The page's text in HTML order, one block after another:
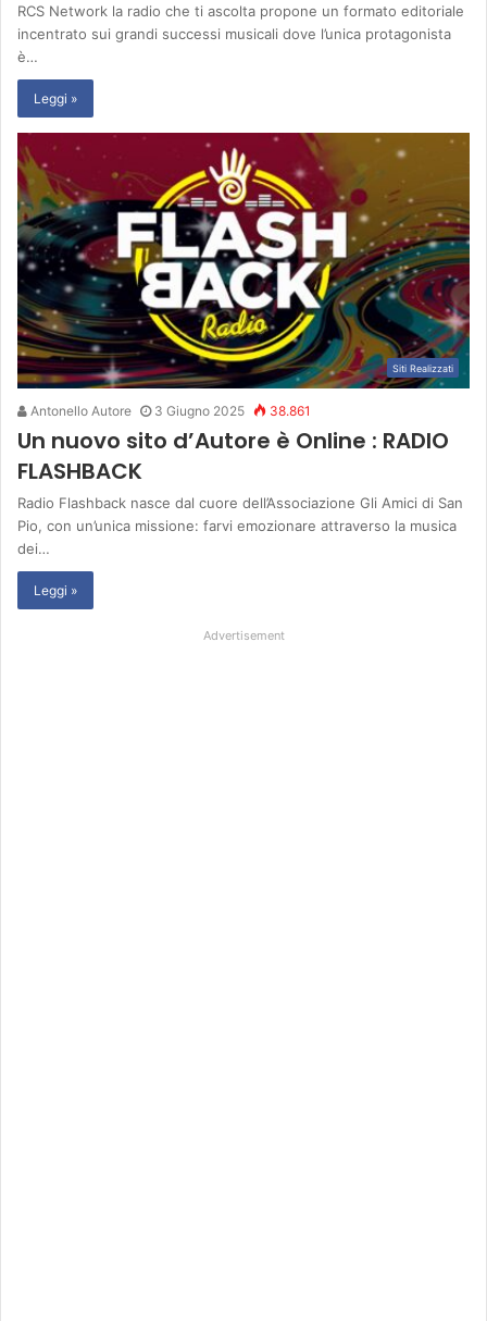
RCS Network la radio che ti ascolta propone un formato editoriale
incentrato sui grandi successi musicali dove l’unica protagonista
è…
Leggi »
Siti Realizzati
Antonello Autore 3 Giugno 2025 38.861
Un nuovo sito d’Autore è Online : RADIO
FLASHBACK
Radio Flashback nasce dal cuore dell’Associazione Gli Amici di San
Pio, con un’unica missione: farvi emozionare attraverso la musica
dei…
Leggi »
Advertisement